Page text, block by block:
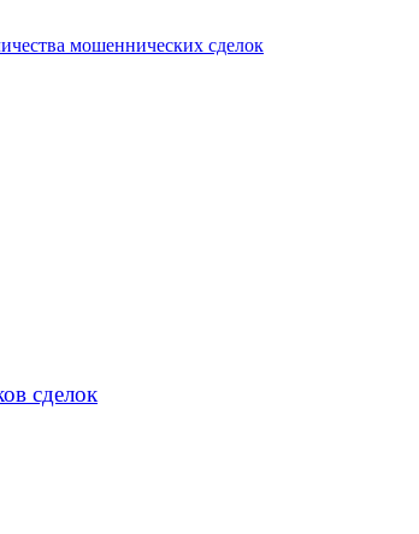
мошеннических сделок
сделок